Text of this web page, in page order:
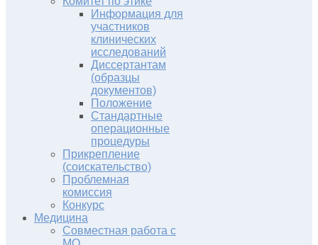
Информация для
участников
клинических
исследований
Диссертантам
(образцы
документов)
Положение
Стандартные
операционные
процедуры
Прикрепление
(соискательство)
Проблемная
комиссия
Конкурс
Медицина
Совместная работа с